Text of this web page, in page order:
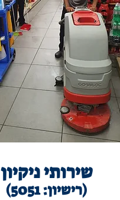
שירותי ניקיון
(רישיון: 5051)